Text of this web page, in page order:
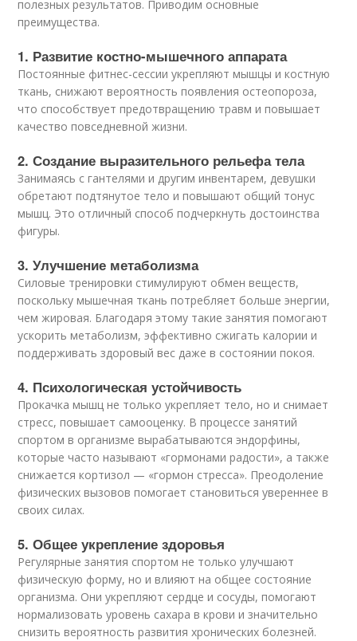
полезных результатов. Приводим основные
преимущества.
1. Развитие костно-мышечного аппарата
Постоянные фитнес-сессии укрепляют мышцы и костную
ткань, снижают вероятность появления остеопороза,
что способствует предотвращению травм и повышает
качество повседневной жизни.
2. Создание выразительного рельефа тела
Занимаясь с гантелями и другим инвентарем, девушки
обретают подтянутое тело и повышают общий тонус
мышц. Это отличный способ подчеркнуть достоинства
фигуры.
3. Улучшение метаболизма
Силовые тренировки стимулируют обмен веществ,
поскольку мышечная ткань потребляет больше энергии,
чем жировая. Благодаря этому такие занятия помогают
ускорить метаболизм, эффективно сжигать калории и
поддерживать здоровый вес даже в состоянии покоя.
4. Психологическая устойчивость
Прокачка мышц не только укрепляет тело, но и снимает
стресс, повышает самооценку. В процессе занятий
спортом в организме вырабатываются эндорфины,
которые часто называют «гормонами радости», а также
снижается кортизол — «гормон стресса». Преодоление
физических вызовов помогает становиться увереннее в
своих силах.
5. Общее укрепление здоровья
Регулярные занятия спортом не только улучшают
физическую форму, но и влияют на общее состояние
организма. Они укрепляют сердце и сосуды, помогают
нормализовать уровень сахара в крови и значительно
снизить вероятность развития хронических болезней.